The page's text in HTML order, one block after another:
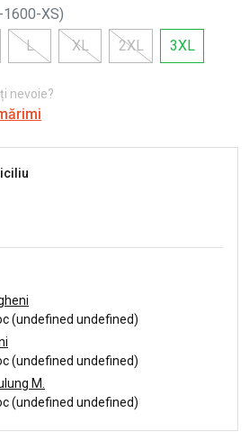
1600-XS)
L XL 2XL 3XL
nevoie?
(undefined undefined)
(undefined undefined)
M.
(undefined undefined)